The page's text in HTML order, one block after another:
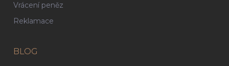
Vrácení peněz
Reklamace
BLOG